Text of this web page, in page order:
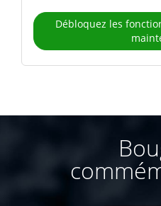
Débloquez les